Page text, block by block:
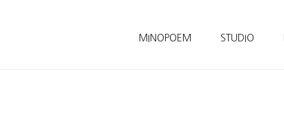
MINOPOEM STUDIO